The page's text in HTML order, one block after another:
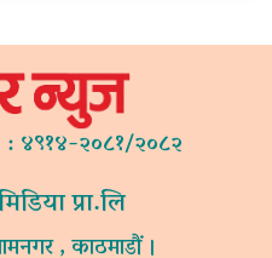
: ४९१४-२०८१/२०८२
प्रा.लि
, काठमाडौं ।